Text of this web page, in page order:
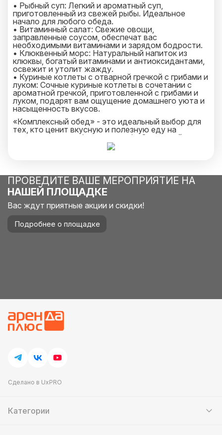
• Рыбный суп: Легкий и ароматный суп,
приготовленный из свежей рыбы. Идеальное
начало для любого обеда.
• Витаминный салат: Свежие овощи,
заправленные соусом, обеспечат вас
необходимыми витаминами и зарядом бодрости.
• Клюквенный морс: Натуральный напиток из
клюквы, богатый витаминами и антиоксидантами,
освежит и утолит жажду.
• Куриные котлеты с отварной гречкой с грибами и
луком: Сочные куриные котлеты в сочетании с
ароматной гречкой, приготовленной с грибами и
луком, подарят вам ощущение домашнего уюта и
насыщенность вкусов.
«Комплексный обед» - это идеальный выбор для
тех, кто ценит вкусную и полезную еду на
мероприятиях любого масштаба. Заказывайте и
наслаждайтесь великолепным вкусом и
качеством от нашего кейтеринга!
ПРОВЕДИТЕ ВАШЕ МЕРОПРИЯТИЕ НА
НАШЕЙ ПЛОЩАДКЕ
Вас ждут приятные акции и скидки!
Подробнее о площадке
Сделано в UxPRO
Категории